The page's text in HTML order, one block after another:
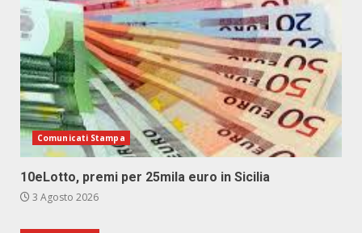
Comunicati Stampa
10eLotto, premi per 25mila euro in Sicilia
3 Agosto 2026